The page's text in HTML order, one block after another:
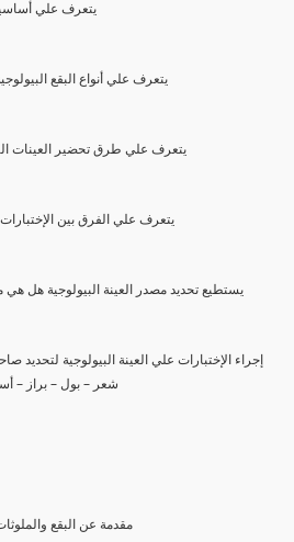
(2) يتعرف علي
(3) يتعرف علي أنواع البقع
(4) يتعرف علي طرق تحضير العينات
(5) يتعرف علي الفرق بين
(6) يستطيع تحديد مصدر العينة البيولوجية
شعر – بول – براز –
1- مقدمة عن البقع